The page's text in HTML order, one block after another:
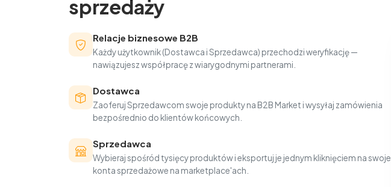
sprzedaży
Relacje biznesowe B2B
Każdy użytkownik (Dostawca i Sprzedawca) przechodzi weryfikację —
nawiązujesz współpracę z wiarygodnymi partnerami.
Dostawca
Zaoferuj Sprzedawcom swoje produkty na B2B Market i wysyłaj zamówienia
bezpośrednio do klientów końcowych.
Sprzedawca
Wybieraj spośród tysięcy produktów i eksportuj je jednym kliknięciem na swoje
konta sprzedażowe na marketplace'ach.